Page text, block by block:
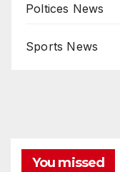
Poltices News
Sports News
You missed